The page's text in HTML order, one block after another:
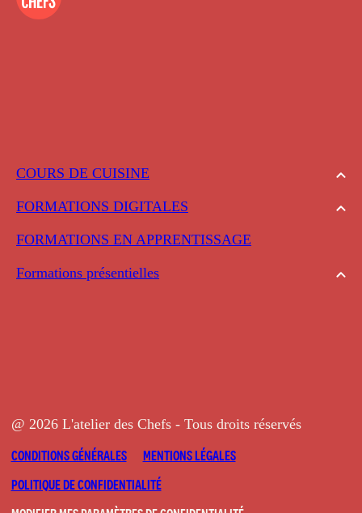
COURS DE CUISINE
FORMATIONS DIGITALES
FORMATIONS EN APPRENTISSAGE
Formations présentielles
@ 2026 L'atelier des Chefs - Tous droits réservés
CONDITIONS GÉNÉRALES
MENTIONS LÉGALES
POLITIQUE DE CONFIDENTIALITÉ